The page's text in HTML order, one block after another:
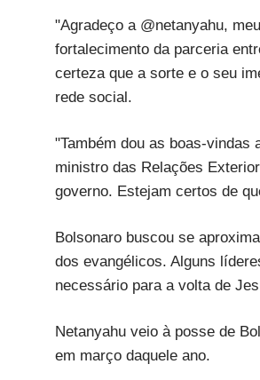
"Agradeço a @netanyahu,
fortalecimento da parceria
certeza que a sorte e o seu
rede social.
"Também dou as boas-vindas
ministro das Relações
governo. Estejam certos de
Bolsonaro buscou se
dos evangélicos. Alguns
necessário para a volta de
Netanyahu veio à posse de
em março daquele ano.